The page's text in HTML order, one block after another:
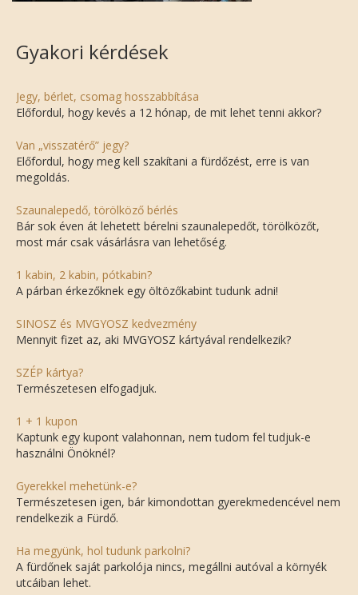
Gyakori kérdések
Jegy, bérlet, csomag hosszabbítása
Előfordul, hogy kevés a 12 hónap, de mit lehet tenni akkor?
Van „visszatérő” jegy?
Előfordul, hogy meg kell szakítani a fürdőzést, erre is van
megoldás.
Szaunalepedő, törölköző bérlés
Bár sok éven át lehetett bérelni szaunalepedőt, törölközőt,
most már csak vásárlásra van lehetőség.
1 kabin, 2 kabin, pótkabin?
A párban érkezőknek egy öltözőkabint tudunk adni!
SINOSZ és MVGYOSZ kedvezmény
Mennyit fizet az, aki MVGYOSZ kártyával rendelkezik?
SZÉP kártya?
Természetesen elfogadjuk.
1 + 1 kupon
Kaptunk egy kupont valahonnan, nem tudom fel tudjuk-e
használni Önöknél?
Gyerekkel mehetünk-e?
Természetesen igen, bár kimondottan gyerekmedencével nem
rendelkezik a Fürdő.
Ha megyünk, hol tudunk parkolni?
A fürdőnek saját parkolója nincs, megállni autóval a környék
utcáiban lehet.